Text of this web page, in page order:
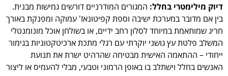
דיוק מילימטרי בחלל: המגורים המודרניים דורשים גמישות מבנית.
בין אם מדובר במערכת ישיבה וספת קפיטונאז' עמוקה ומפנקת באורך
חריג שמותאמת במיוחד לסלון רחב ידיים, או בשולחן אוכל מונומנטלי
המשלב פלטת עץ גושני יוקרתי עם רגלי מתכת ארכיטקטוניות בגימור
ייחודי – ההתאמה האישית מבטיחה שהרהיט ישרת את תנועת
האנשים בחלל וישתלב בו באופן הרמוני וטבעי, מבלי להעמיס או ליצור